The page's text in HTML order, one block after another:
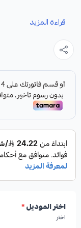
لتوفير أداء موثوق
المواصفات:
المنتج:جلد
الموديل المتوافق:
قراءة المزيد
اختر الموديل*
اختر